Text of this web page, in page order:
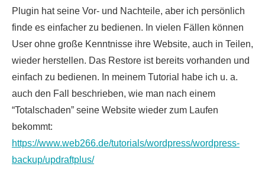
Plugin hat seine Vor- und Nachteile, aber ich persönlich
finde es einfacher zu bedienen. In vielen Fällen können
User ohne große Kenntnisse ihre Website, auch in Teilen,
wieder herstellen. Das Restore ist bereits vorhanden und
einfach zu bedienen. In meinem Tutorial habe ich u. a.
auch den Fall beschrieben, wie man nach einem
“Totalschaden” seine Website wieder zum Laufen
bekommt:
https://www.web266.de/tutorials/wordpress/wordpress-
backup/updraftplus/